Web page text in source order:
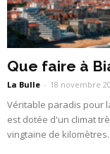
Que faire à
La Bulle - 18 novembre
Véritable paradis pour
est dotée d'un climat
vingtaine de